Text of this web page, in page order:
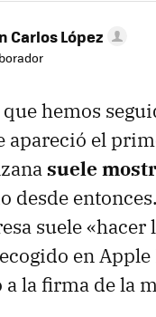
Carlos López
hemos
apareció el
suele
desde
suele
en
la firma de la